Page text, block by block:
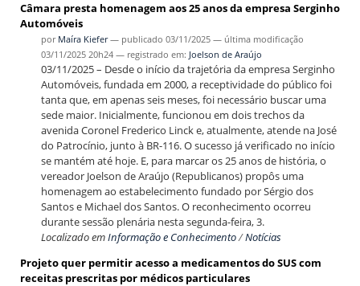
Câmara presta homenagem aos 25 anos da empresa Serginho
Automóveis
por Maíra Kiefer — publicado 03/11/2025 — última modificação
03/11/2025 20h24 — registrado em: Joelson de Araújo
03/11/2025 – Desde o início da trajetória da empresa Serginho
Automóveis, fundada em 2000, a receptividade do público foi
tanta que, em apenas seis meses, foi necessário buscar uma
sede maior. Inicialmente, funcionou em dois trechos da
avenida Coronel Frederico Linck e, atualmente, atende na José
do Patrocínio, junto à BR-116. O sucesso já verificado no início
se mantém até hoje. E, para marcar os 25 anos de história, o
vereador Joelson de Araújo (Republicanos) propôs uma
homenagem ao estabelecimento fundado por Sérgio dos
Santos e Michael dos Santos. O reconhecimento ocorreu
durante sessão plenária nesta segunda-feira, 3.
Localizado emInformação e Conhecimento/Notícias
Projeto quer permitir acesso a medicamentos do SUS com
receitas prescritas por médicos particulares